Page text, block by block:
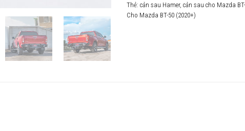
Thẻ: cản sau Hamer, cản sau cho Mazda
Cho Mazda BT-50 (2020+)